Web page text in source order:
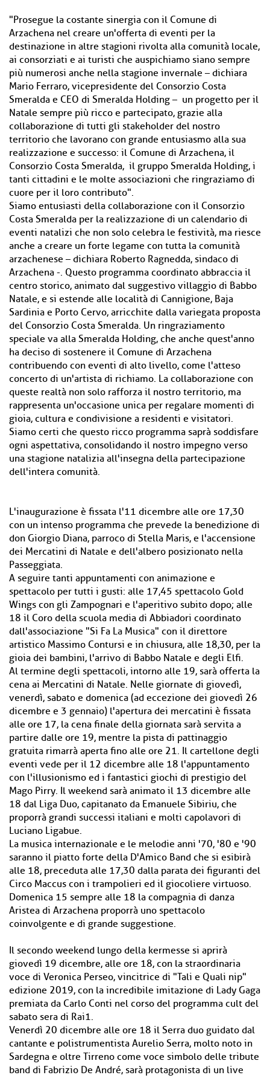
"Prosegue la costante sinergia con il Comune di
Arzachena nel creare un'offerta di eventi per la
destinazione in altre stagioni rivolta alla comunità locale,
ai consorziati e ai turisti che auspichiamo siano sempre
più numerosi anche nella stagione invernale – dichiara
Mario Ferraro, vicepresidente del Consorzio Costa
Smeralda e CEO di Smeralda Holding – un progetto per il
Natale sempre più ricco e partecipato, grazie alla
collaborazione di tutti gli stakeholder del nostro
territorio che lavorano con grande entusiasmo alla sua
realizzazione e successo: il Comune di Arzachena, il
Consorzio Costa Smeralda, il gruppo Smeralda Holding, i
tanti cittadini e le molte associazioni che ringraziamo di
cuore per il loro contributo".
Siamo entusiasti della collaborazione con il Consorzio
Costa Smeralda per la realizzazione di un calendario di
eventi natalizi che non solo celebra le festività, ma riesce
anche a creare un forte legame con tutta la comunità
arzachenese – dichiara Roberto Ragnedda, sindaco di
Arzachena -. Questo programma coordinato abbraccia il
centro storico, animato dal suggestivo villaggio di Babbo
Natale, e si estende alle località di Cannigione, Baja
Sardinia e Porto Cervo, arricchite dalla variegata proposta
del Consorzio Costa Smeralda. Un ringraziamento
speciale va alla Smeralda Holding, che anche quest'anno
ha deciso di sostenere il Comune di Arzachena
contribuendo con eventi di alto livello, come l'atteso
concerto di un'artista di richiamo. La collaborazione con
queste realtà non solo rafforza il nostro territorio, ma
rappresenta un'occasione unica per regalare momenti di
gioia, cultura e condivisione a residenti e visitatori.
Siamo certi che questo ricco programma saprà soddisfare
ogni aspettativa, consolidando il nostro impegno verso
una stagione natalizia all'insegna della partecipazione
dell'intera comunità.
L'inaugurazione è fissata l'11 dicembre alle ore 17,30
con un intenso programma che prevede la benedizione di
don Giorgio Diana, parroco di Stella Maris, e l'accensione
dei Mercatini di Natale e dell'albero posizionato nella
Passeggiata.
A seguire tanti appuntamenti con animazione e
spettacolo per tutti i gusti: alle 17,45 spettacolo Gold
Wings con gli Zampognari e l'aperitivo subito dopo; alle
18 il Coro della scuola media di Abbiadori coordinato
dall'associazione "Si Fa La Musica" con il direttore
artistico Massimo Contursi e in chiusura, alle 18,30, per la
gioia dei bambini, l'arrivo di Babbo Natale e degli Elfi.
Al termine degli spettacoli, intorno alle 19, sarà offerta la
cena ai Mercatini di Natale. Nelle giornate di giovedì,
venerdì, sabato e domenica (ad eccezione dei giovedì 26
dicembre e 3 gennaio) l'apertura dei mercatini è fissata
alle ore 17, la cena finale della giornata sarà servita a
partire dalle ore 19, mentre la pista di pattinaggio
gratuita rimarrà aperta fino alle ore 21. Il cartellone degli
eventi vede per il 12 dicembre alle 18 l'appuntamento
con l'illusionismo ed i fantastici giochi di prestigio del
Mago Pirry. Il weekend sarà animato il 13 dicembre alle
18 dal Liga Duo, capitanato da Emanuele Sibiriu, che
proporrà grandi successi italiani e molti capolavori di
Luciano Ligabue.
La musica internazionale e le melodie anni '70, '80 e '90
saranno il piatto forte della D'Amico Band che si esibirà
alle 18, preceduta alle 17,30 dalla parata dei figuranti del
Circo Maccus con i trampolieri ed il giocoliere virtuoso.
Domenica 15 sempre alle 18 la compagnia di danza
Aristea di Arzachena proporrà uno spettacolo
coinvolgente e di grande suggestione.
Il secondo weekend lungo della kermesse si aprirà
giovedì 19 dicembre, alle ore 18, con la straordinaria
voce di Veronica Perseo, vincitrice di "Tali e Quali nip"
edizione 2019, con la incredibile imitazione di Lady Gaga
premiata da Carlo Conti nel corso del programma cult del
sabato sera di Rai1.
Venerdì 20 dicembre alle ore 18 il Serra duo guidato dal
cantante e polistrumentista Aurelio Serra, molto noto in
Sardegna e oltre Tirreno come voce simbolo delle tribute
band di Fabrizio De André, sarà protagonista di un live